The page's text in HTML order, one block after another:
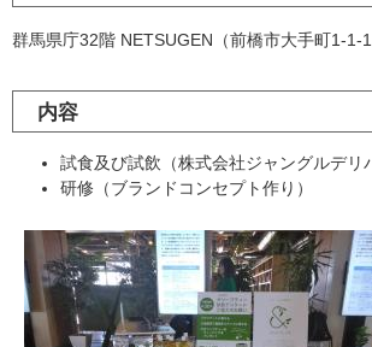
群馬県庁32階 NETSUGEN（前橋市大手町1-1-1
内容
試食及び試飲（株式会社ジャングルデリ
研修（ブランドコンセプト作り）